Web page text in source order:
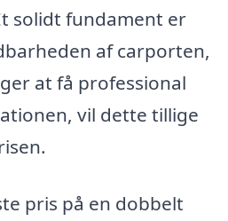
solidt fundament er
af carporten,
at få professional
vil dette tillige
pris på en dobbelt